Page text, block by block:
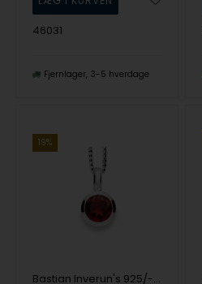
46031
Fjernlager 3-5 hverdage
19%
Bastian Inverun's 925/- Vedhæng, rho. blank, Granat 1.40ct